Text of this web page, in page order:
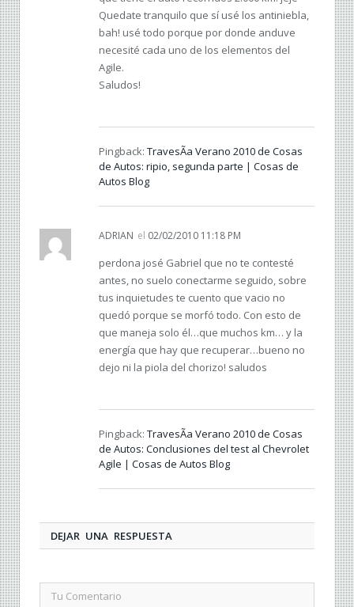
Quedate tranquilo que sí usé los antiniebla,
bah! usé todo porque por donde anduve
necesité cada uno de los elementos del
Agile.
Saludos!
Pingback: TravesÃ­a Verano 2010 de Cosas
de Autos: ripio, segunda parte | Cosas de
Autos Blog
ADRIAN el 02/02/2010 11:18 PM
perdona josé Gabriel que no te contesté
antes, no suelo conectarme seguido, sobre
tus inquietudes te cuento que vacio no
quedó porque se morfó todo. Con esto de
que maneja solo él…que muchos km… y la
energía que hay que recuperar…bueno no
dejo ni la piola del chorizo! saludos
Pingback: TravesÃ­a Verano 2010 de Cosas
de Autos: Conclusiones del test al Chevrolet
Agile | Cosas de Autos Blog
DEJAR UNA RESPUESTA